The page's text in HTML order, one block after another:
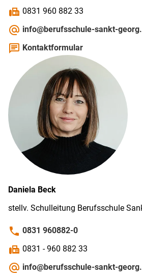
fax 0831 960 882 33
alternate_email info@berufsschule-sankt-
chat Kontaktformular
Daniela Beck
stellv. Schul­leitung Berufs­schule
phone 0831 960882-0
fax 0831 - 960 882 33
alternate_email info@berufsschule-sankt-